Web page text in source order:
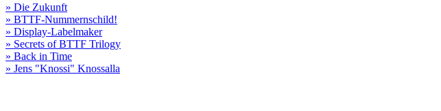
» Die Zukunft
» BTTF-Nummernschild!
» Display-Labelmaker
» Secrets of BTTF Trilogy
» Back in Time
» Jens "Knossi" Knossalla